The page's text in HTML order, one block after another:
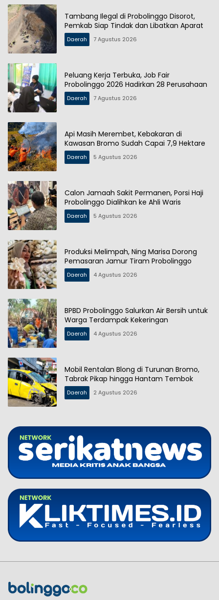
Tambang Ilegal di Probolinggo Disorot,
Pemkab Siap Tindak dan Libatkan Aparat
Daerah 7 Agustus 2026
Peluang Kerja Terbuka, Job Fair
Probolinggo 2026 Hadirkan 28 Perusahaan
Daerah 7 Agustus 2026
Api Masih Merembet, Kebakaran di
Kawasan Bromo Sudah Capai 7,9 Hektare
Daerah 5 Agustus 2026
Calon Jamaah Sakit Permanen, Porsi Haji
Probolinggo Dialihkan ke Ahli Waris
Daerah 5 Agustus 2026
Produksi Melimpah, Ning Marisa Dorong
Pemasaran Jamur Tiram Probolinggo
Daerah 4 Agustus 2026
BPBD Probolinggo Salurkan Air Bersih untuk
Warga Terdampak Kekeringan
Daerah 4 Agustus 2026
Mobil Rentalan Blong di Turunan Bromo,
Tabrak Pikap hingga Hantam Tembok
Daerah 2 Agustus 2026